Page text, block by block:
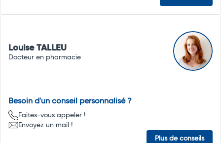
Louise TALLEU
Docteur en pharmacie
Besoin d'un conseil personnalisé ?
Faites-vous appeler !
Envoyez un mail !
Plus de conseils